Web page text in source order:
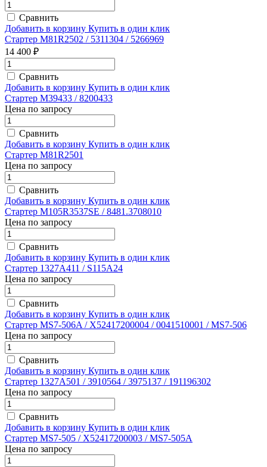
Сравнить
Добавить в корзину Купить в один клик
Стартер M81R2502 / 5311304 / 5266969
14 400 ₽
Сравнить
Добавить в корзину Купить в один клик
Стартер M39433 / 8200433
Цена по запросу
Сравнить
Добавить в корзину Купить в один клик
Стартер M81R2501
Цена по запросу
Сравнить
Добавить в корзину Купить в один клик
Стартер M105R3537SE / 8481.3708010
Цена по запросу
Сравнить
Добавить в корзину Купить в один клик
Стартер 1327A411 / S115A24
Цена по запросу
Сравнить
Добавить в корзину Купить в один клик
Стартер MS7-506A / X52417200004 / 0041510001 / MS7-506
Цена по запросу
Сравнить
Добавить в корзину Купить в один клик
Стартер 1327A501 / 3910564 / 3975137 / 191196302
Цена по запросу
Сравнить
Добавить в корзину Купить в один клик
Стартер MS7-505 / X52417200003 / MS7-505A
Цена по запросу